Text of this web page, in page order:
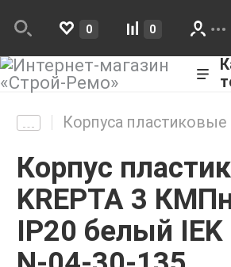
0 0
Корпуса пластиковые
Корпус
KREPTA 3
IP20 белый IEK